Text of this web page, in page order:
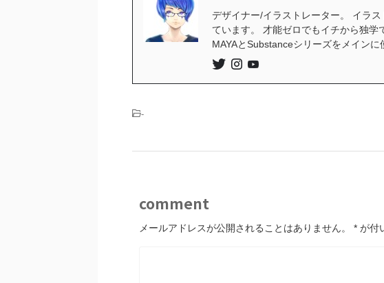
デザイナー/イラストレーター。 イラ
ています。 才能ゼロでもイチから独学
MAYAとSubstanceシリーズをメインに
-
comment
メールアドレスが公開されることはありません。 * が付